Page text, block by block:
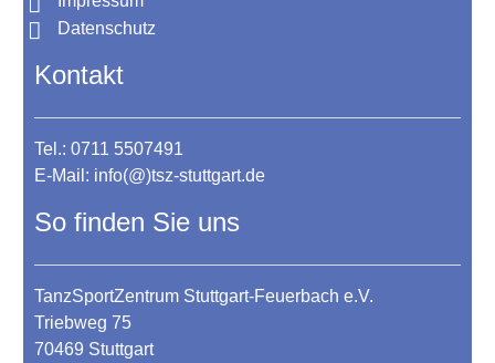
Datenschutz
Kontakt
Tel.: 0711 5507491
E-Mail: info(@)tsz-stuttgart.de
So finden Sie uns
TanzSportZentrum Stuttgart-Feuerbach e.V.
Triebweg 75
70469 Stuttgart